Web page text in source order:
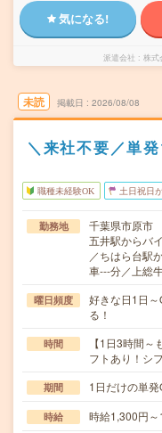
気になる!
派遣会社 株式
未読 掲載日 2026/08/08
＼来社不要／単
職種未経験OK 土日祝日
勤務地
千葉県市原市
五井駅からバ
／ちはら台駅
車---分／上総
曜日頻度
好きな日1日
る！
時間
【1日3時間
フトあり！
期間 1日だけの単
時給 時給1,300円